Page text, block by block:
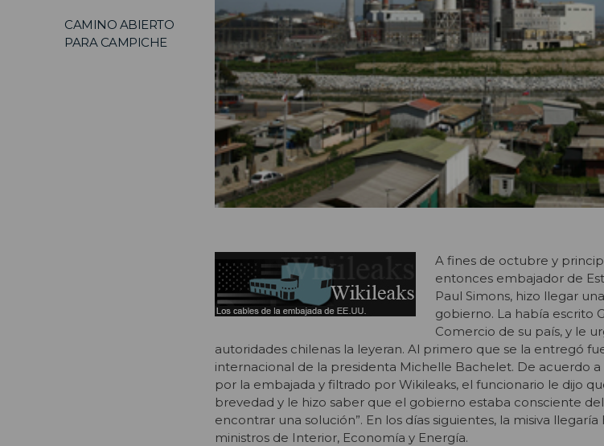
CAMINO ABIERTO
PARA CAMPICHE
A fines de octubre y
entonces embajador de
Paul Simons, hizo llegar
gobierno. La había escrito
Comercio de su país, y le
autoridades chilenas la leyeran. Al primero que se la entregó
internacional de la presidenta Michelle Bachelet. De acuerdo
por la embajada y filtrado por Wikileaks, el funcionario le dijo
brevedad y le hizo saber que el gobierno estaba consciente
encontrar una solución”. En los días siguientes, la misiva
ministros de Interior, Economía y Energía.